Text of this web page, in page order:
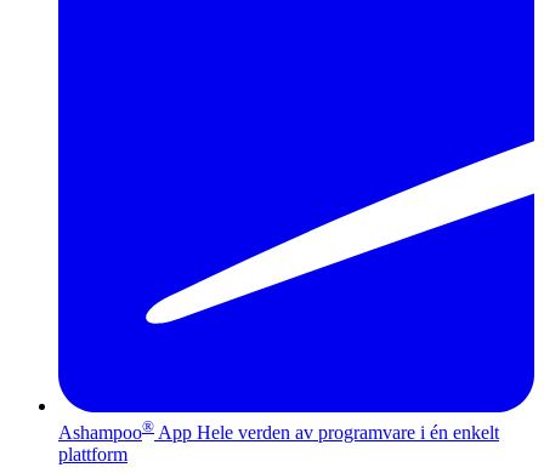
Ashampoo® App Hele verden av programvare i én enkelt
plattform